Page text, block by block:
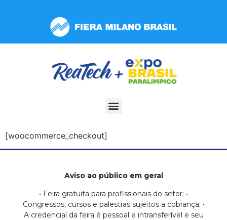
inclui
[woocommerce_checkout]
Aviso ao público em geral
• Feira gratuita para profissionais do setor; •
Congressos, cursos e palestras sujeitos a cobrança; •
A credencial da feira é pessoal e intransferível e seu